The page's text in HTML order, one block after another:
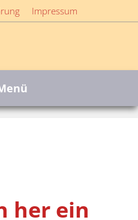
Impressum
her ein